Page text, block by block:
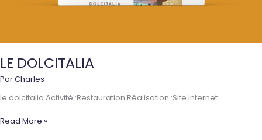
LE DOLCITALIA
ParCharles
le dolcitalia Activité :Restauration Réalisation :Site Internet
LE
Read More »